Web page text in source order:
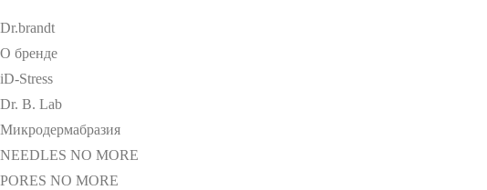
Dr.brandt
О бренде
iD-Stress
Dr. B. Lab
Микродермабразия
NEEDLES NO MORE
PORES NO MORE